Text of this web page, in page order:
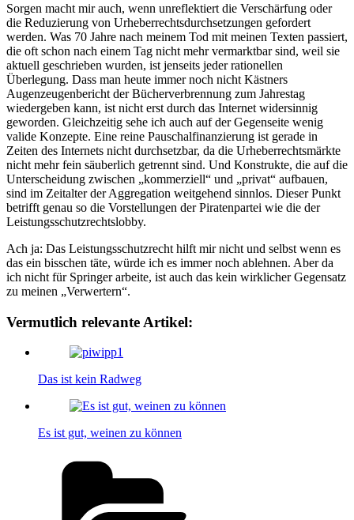
Sorgen macht mir auch, wenn unreflektiert die Verschärfung oder
die Reduzierung von Urheberrechtsdurchsetzungen gefordert
werden. Was 70 Jahre nach meinem Tod mit meinen Texten passiert,
die oft schon nach einem Tag nicht mehr vermarktbar sind, weil sie
aktuell geschrieben wurden, ist jenseits jeder rationellen
Überlegung. Dass man heute immer noch nicht Kästners
Augenzeugenbericht der Bücherverbrennung zum Jahrestag
wiedergeben kann, ist nicht erst durch das Internet widersinnig
geworden. Gleichzeitig sehe ich auch auf der Gegenseite wenig
valide Konzepte. Eine reine Pauschalfinanzierung ist gerade in
Zeiten des Internets nicht durchsetzbar, da die Urheberrechtsmärkte
nicht mehr fein säuberlich getrennt sind. Und Konstrukte, die auf die
Unterscheidung zwischen „kommerziell“ und „privat“ aufbauen,
sind im Zeitalter der Aggregation weitgehend sinnlos. Dieser Punkt
betrifft genau so die Vorstellungen der Piratenpartei wie die der
Leistungsschutzrechtslobby.
Ach ja: Das Leistungsschutzrecht hilft mir nicht und selbst wenn es
das ein bisschen täte, würde ich es immer noch ablehnen. Aber da
ich nicht für Springer arbeite, ist auch das kein wirklicher Gegensatz
zu meinen „Verwertern“.
Vermutlich relevante Artikel:
Das ist kein Radweg
Es ist gut, weinen zu können